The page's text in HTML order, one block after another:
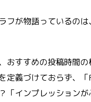
フが物語っているの
おすすめの投稿時間
定義づけておらず、「
「インプレッションが